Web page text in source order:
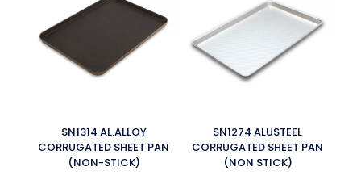
SN1314 AL.ALLOY
CORRUGATED SHEET PAN
(NON-STICK)
SN1274 ALUSTEEL
CORRUGATED SHEET PAN
(NON STICK)